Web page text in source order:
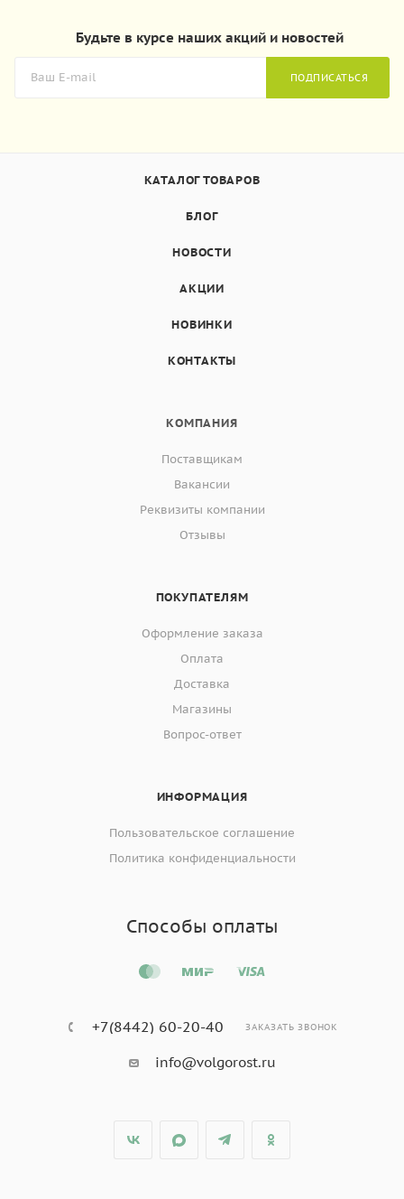
Будьте в курсе наших акций и новостей
ПОДПИСАТЬСЯ
КАТАЛОГ ТОВАРОВ
БЛОГ
НОВОСТИ
АКЦИИ
НОВИНКИ
КОНТАКТЫ
КОМПАНИЯ
Поставщикам
Вакансии
Реквизиты компании
Отзывы
ПОКУПАТЕЛЯМ
Оформление заказа
Оплата
Доставка
Магазины
Вопрос-ответ
ИНФОРМАЦИЯ
Пользовательское соглашение
Политика конфиденциальности
Способы оплаты
+7(8442) 60-20-40 ЗАКАЗАТЬ ЗВОНОК
info@volgorost.ru